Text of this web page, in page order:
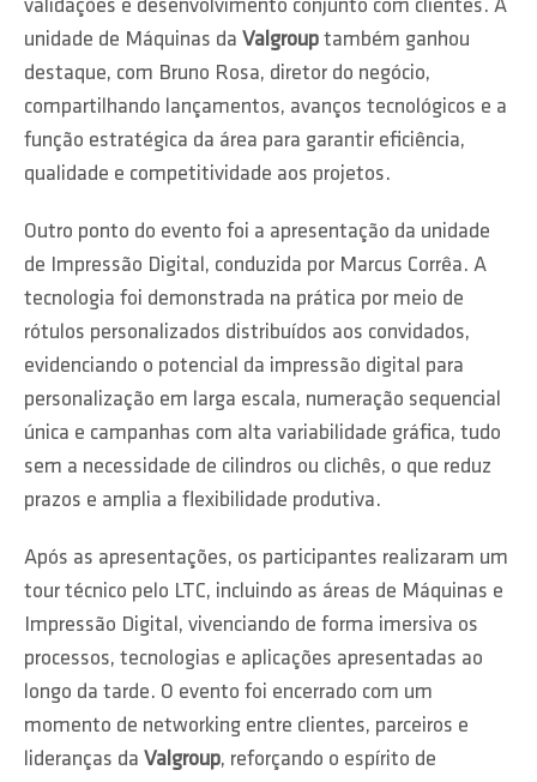
validações e desenvolvimento conjunto com clientes. A
unidade de Máquinas da Valgroup também ganhou
destaque, com Bruno Rosa, diretor do negócio,
compartilhando lançamentos, avanços tecnológicos e a
função estratégica da área para garantir eficiência,
qualidade e competitividade aos projetos.
Outro ponto do evento foi a apresentação da unidade
de Impressão Digital, conduzida por Marcus Corrêa. A
tecnologia foi demonstrada na prática por meio de
rótulos personalizados distribuídos aos convidados,
evidenciando o potencial da impressão digital para
personalização em larga escala, numeração sequencial
única e campanhas com alta variabilidade gráfica, tudo
sem a necessidade de cilindros ou clichês, o que reduz
prazos e amplia a flexibilidade produtiva.
Após as apresentações, os participantes realizaram um
tour técnico pelo LTC, incluindo as áreas de Máquinas e
Impressão Digital, vivenciando de forma imersiva os
processos, tecnologias e aplicações apresentadas ao
longo da tarde. O evento foi encerrado com um
momento de networking entre clientes, parceiros e
lideranças da Valgroup, reforçando o espírito de